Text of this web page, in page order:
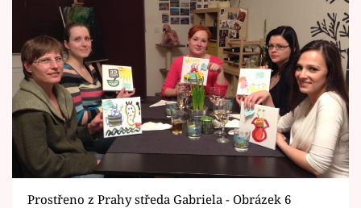
Seriály
Horoskopy
Sledujte prima+
Filmový festival Karlovy Vary
Prostřeno z Prahy středa Gabriela - Obrázek 6